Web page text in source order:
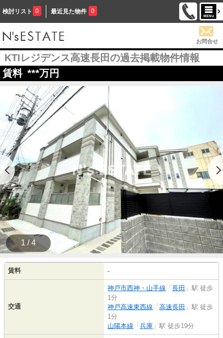
検討リスト 0 最近見た物件 0
お問合せ
KTIレジデンス高速長田の過去掲載物件情報
賃料 ***万円
1 / 4
賃料 -
交通
神戸市西神・山手線 「 長田 」駅 徒歩
1分
神戸高速東西線 「 高速長田 」駅 徒歩
1分
山陽本線 「 兵庫 」駅 徒歩19分